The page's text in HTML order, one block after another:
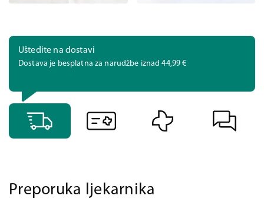
Uštedite na dostavi
Dostava je besplatna za narudžbe iznad 44,99 €
Preporuka ljekarnika